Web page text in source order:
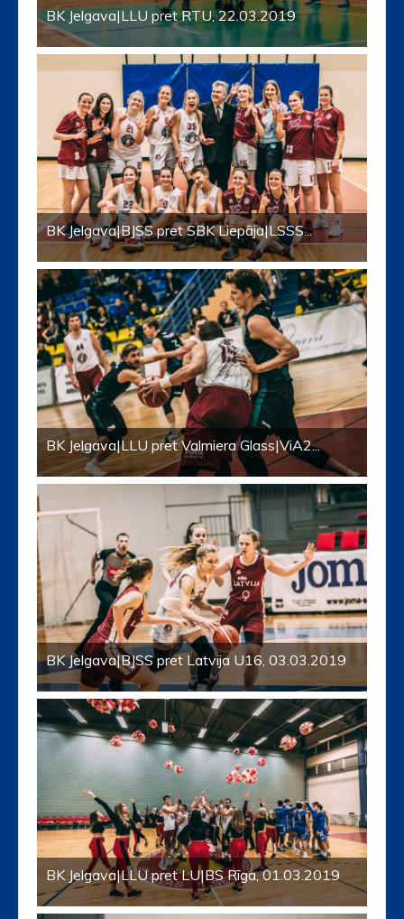
BK Jelgava|LLU pret RTU, 22.03.2019
BK Jelgava|BJSS pret SBK Liepāja|LSSS...
BK Jelgava|LLU pret Valmiera Glass|ViA2...
BK Jelgava|BJSS pret Latvija U16, 03.03.2019
BK Jelgava|LLU pret LU|BS Rīga, 01.03.2019